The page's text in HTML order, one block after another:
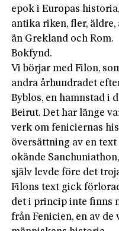
epok i Europas
antika riken, fler,
än Grekland och Rom.
Bokfynd.
Vi börjar med Filon,
andra århundradet
Byblos, en hamnstad i
Beirut. Det har länge
verk om feniciernas
översättning av en
okände
själv levde före det
Filons text gick
det i princip inte finns
från Fenicien, en av